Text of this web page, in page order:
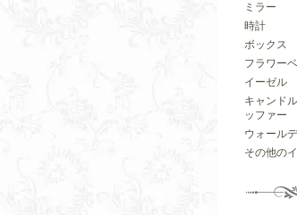
ミラー
時計
ボックス
フラワー
イーゼル
キャンド
ッファー
ウォール
その他の